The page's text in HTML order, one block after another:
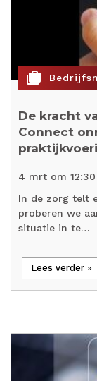
cases
De kracht
Connect
4 mrt om
In de zorg telt
proberen we
situatie in te…
Lees verder »